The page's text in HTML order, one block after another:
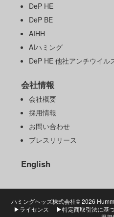
DeP HE
DeP BE
AIHH
AIハミング
DeP HE 他社アンチウイル
会社情報
会社概要
採用情報
お問い合わせ
プレスリリース
English
ハミングヘッズ株式会社©2026
▶ライセンス
▶特定商取引法に基